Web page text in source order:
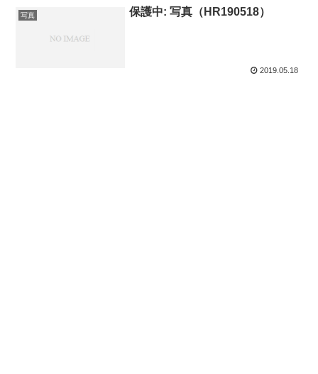
写真 保護中: 写真（HR190518）
2019.05.18